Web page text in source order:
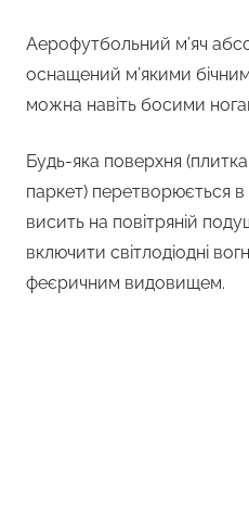
Аерофутбольний м’яч
оснащений м’якими
можна навіть босими
Будь-яка поверхня
паркет) перетворюється в
висить на повітряній
включити світлодіодні
феєричним видовищем.